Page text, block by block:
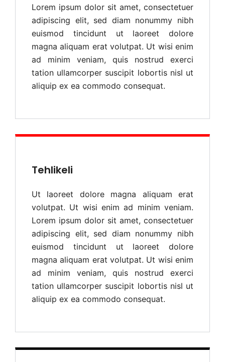
Lorem ipsum dolor sit amet, consectetuer
adipiscing elit, sed diam nonummy nibh
euismod tincidunt ut laoreet dolore
magna aliquam erat volutpat. Ut wisi enim
ad minim veniam, quis nostrud exerci
tation ullamcorper suscipit lobortis nisl ut
aliquip ex ea commodo consequat.
Tehlikeli
Ut laoreet dolore magna aliquam erat
volutpat. Ut wisi enim ad minim veniam.
Lorem ipsum dolor sit amet, consectetuer
adipiscing elit, sed diam nonummy nibh
euismod tincidunt ut laoreet dolore
magna aliquam erat volutpat. Ut wisi enim
ad minim veniam, quis nostrud exerci
tation ullamcorper suscipit lobortis nisl ut
aliquip ex ea commodo consequat.